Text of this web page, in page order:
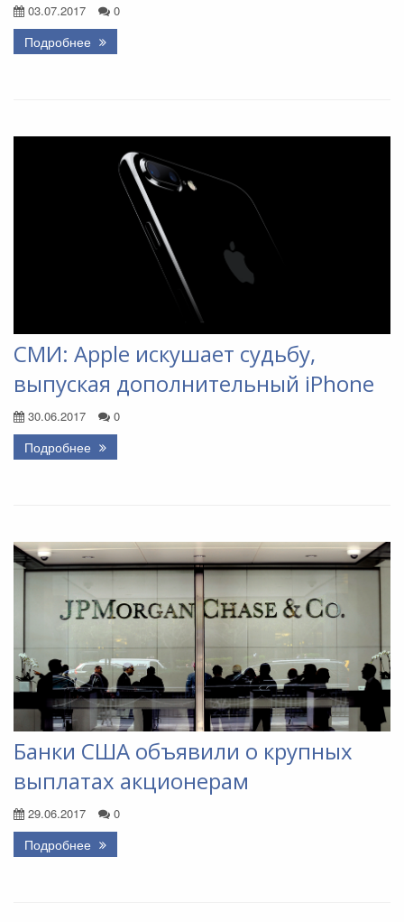
03.07.2017 0
Подробнее
СМИ: Apple искушает судьбу,
выпуская дополнительный iPhone
30.06.2017 0
Подробнее
Банки США объявили о крупных
выплатах акционерам
29.06.2017 0
Подробнее